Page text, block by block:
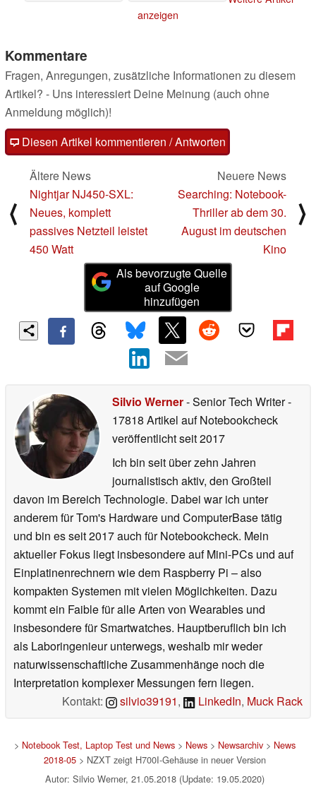
anzeigen
Kommentare
Fragen, Anregungen, zusätzliche Informationen zu diesem
Artikel? - Uns interessiert Deine Meinung (auch ohne
Anmeldung möglich)!
Diesen Artikel kommentieren / Antworten
⟨
Ältere News
Nightjar NJ450-SXL:
Neues, komplett
passives Netzteil leistet
450 Watt
Neuere News
Searching: Notebook-
Thriller ab dem 30.
August im deutschen
Kino
⟩
Als bevorzugte Quelle
auf Google
hinzufügen
Silvio Werner- Senior Tech Writer-
17818 Artikel auf Notebookcheck
veröffentlichtseit 2017
Ich bin seit über zehn Jahren
journalistisch aktiv, den Großteil
davon im Bereich Technologie. Dabei war ich unter
anderem für Tom's Hardware und ComputerBase tätig
und bin es seit 2017 auch für Notebookcheck. Mein
aktueller Fokus liegt insbesondere auf Mini-PCs und auf
Einplatinenrechnern wie dem Raspberry Pi – also
kompakten Systemen mit vielen Möglichkeiten. Dazu
kommt ein Faible für alle Arten von Wearables und
insbesondere für Smartwatches. Hauptberuflich bin ich
als Laboringenieur unterwegs, weshalb mir weder
naturwissenschaftliche Zusammenhänge noch die
Interpretation komplexer Messungen fern liegen.
Kontakt:
silvio39191, LinkedIn, Muck Rack
> Notebook Test, Laptop Test und News> News> Newsarchiv> News
2018-05> NZXT zeigt H700I-Gehäuse in neuer Version
Autor: Silvio Werner, 21.05.2018 (Update: 19.05.2020)